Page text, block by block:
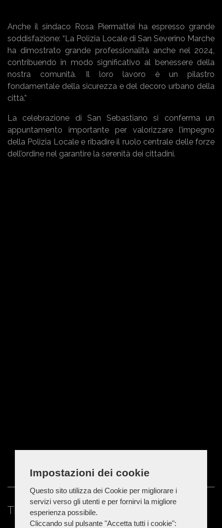
Impostazioni dei cookie
Questo sito utilizza dei Cookie per migliorare i
servizi verso gli utenti e per fornirvi la migliore
esperienza possibile.
Cliccando sul pulsante "Accetta tutti i cookie":
Anche il sindaco Rosa Piermattei ha espresso grande
soddisfazione: “La Polizia Locale di San Severino Marche
ha dimostrato grande professionalità anche nel 2024,
contribuendo in modo significativo al benessere della
nostra comunità. Il loro lavoro è un pilastro
fondamentale della sicurezza e del decoro urbano della
città.”
La celebrazione di San Sebastiano si conferma un
appuntamento importante per valorizzare l’impegno
della Polizia Locale e ribadire il ruolo centrale delle forze
dell’ordine nel garantire la serenità dei cittadini.
Ti potrebbe interessare